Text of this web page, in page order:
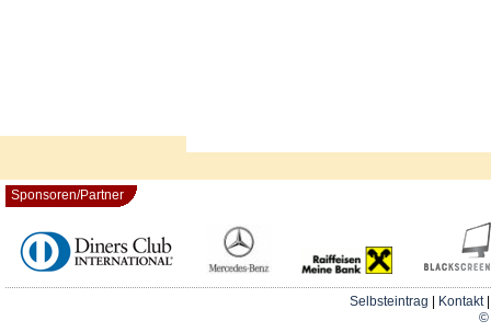
Sponsoren/Partner
Selbsteintrag Kontakt
©